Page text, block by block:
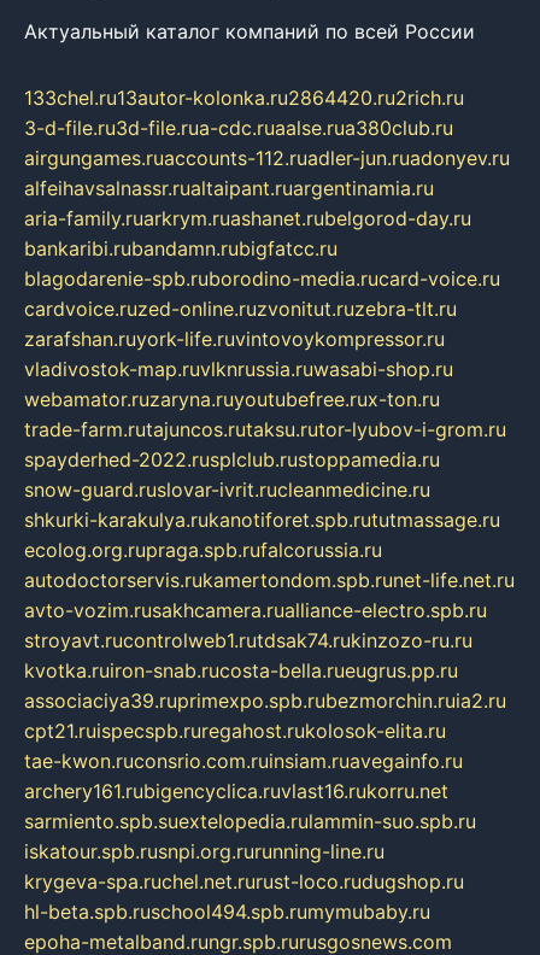
Актуальный каталог компаний по всей России
133chel.ru13autor-kolonka.ru2864420.ru2rich.ru
3-d-file.ru3d-file.rua-cdc.ruaalse.rua380club.ru
airgungames.ruaccounts-112.ruadler-jun.ruadonyev.ru
alfeihavsalnassr.rualtaipant.ruargentinamia.ru
aria-family.ruarkrym.ruashanet.rubelgorod-day.ru
bankaribi.rubandamn.rubigfatcc.ru
blagodarenie-spb.ruborodino-media.rucard-voice.ru
cardvoice.ruzed-online.ruzvonitut.ruzebra-tlt.ru
zarafshan.ruyork-life.ruvintovoykompressor.ru
vladivostok-map.ruvlknrussia.ruwasabi-shop.ru
webamator.ruzaryna.ruyoutubefree.rux-ton.ru
trade-farm.rutajuncos.rutaksu.rutor-lyubov-i-grom.ru
spayderhed-2022.rusplclub.rustoppamedia.ru
snow-guard.ruslovar-ivrit.rucleanmedicine.ru
shkurki-karakulya.rukanotiforet.spb.rututmassage.ru
ecolog.org.rupraga.spb.rufalcorussia.ru
autodoctorservis.rukamertondom.spb.runet-life.net.ru
avto-vozim.rusakhcamera.rualliance-electro.spb.ru
stroyavt.rucontrolweb1.rutdsak74.rukinzozo-ru.ru
kvotka.ruiron-snab.rucosta-bella.rueugrus.pp.ru
associaciya39.ruprimexpo.spb.rubezmorchin.ruia2.ru
cpt21.ruispecspb.ruregahost.rukolosok-elita.ru
tae-kwon.ruconsrio.com.ruinsiam.ruavegainfo.ru
archery161.rubigencyclica.ruvlast16.rukorru.net
sarmiento.spb.suextelopedia.rulammin-suo.spb.ru
iskatour.spb.rusnpi.org.rurunning-line.ru
krygeva-spa.ruchel.net.rurust-loco.rudugshop.ru
hl-beta.spb.ruschool494.spb.rumymubaby.ru
epoha-metalband.rungr.spb.rurusgosnews.com